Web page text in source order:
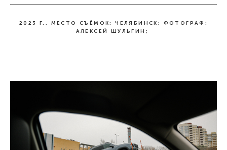
2023 Г., МЕСТО СЪЁМОК: ЧЕЛЯБИНСК; ФОТОГРАФ:
АЛЕКСЕЙ ШУЛЬГИН;